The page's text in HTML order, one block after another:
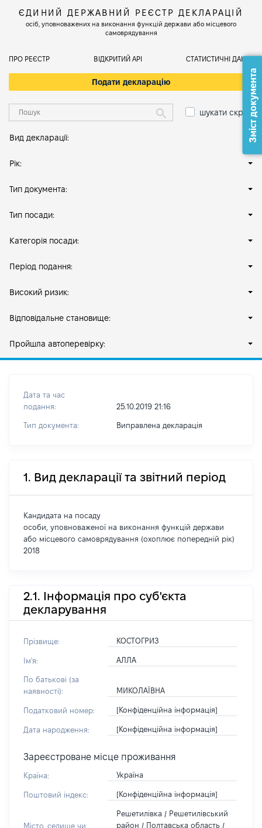
ЄДИНИЙ ДЕРЖАВНИЙ РЕЄСТР ДЕКЛАРАЦІЙ
осіб, уповноважених на виконання функцій держави або місцевого
самоврядування
ПРО РЕЄСТР ВІДКРИТИЙ АРІ СТАТИСТИЧНІ ДАНІ
Подати декларацію
шукати скрізь
Вид декларації:
Рік:
Тип документа:
Тип посади:
Категорія посади:
Період подання:
Високий ризик:
Відповідальне становище:
Пройшла автоперевірку:
Дата та час
подання:
25.10.2019 21:16
Тип документа: Виправлена декларація
1. Вид декларації та звітний період
Кандидата на посаду
особи, уповноваженої на виконання функцій держави
або місцевого самоврядування (охоплює попередній рік)
2018
2.1. Інформація про суб'єкта
декларування
Прізвище: КОСТОГРИЗ
Ім'я: АЛЛА
По батькові (за
наявності):
МИКОЛАЇВНА
Податковий номер: [Конфіденційна інформація]
Дата народження: [Конфіденційна інформація]
Зареєстроване місце проживання
Країна: Україна
Поштовий індекс: [Конфіденційна інформація]
Місто, селище чи
Решетилівка / Решетилівський
район / Полтавська область /
Зміст документа